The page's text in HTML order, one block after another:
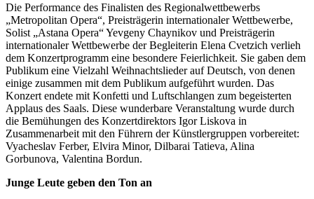
Die Performance des Finalisten des Regionalwettbewerbs
„Metropolitan Opera“, Preisträgerin internationaler Wettbewerbe,
Solist „Astana Opera“ Yevgeny Chaynikov und Preisträgerin
internationaler Wettbewerbe der Begleiterin Elena Cvetzich verlieh
dem Konzertprogramm eine besondere Feierlichkeit. Sie gaben dem
Publikum eine Vielzahl Weihnachtslieder auf Deutsch, von denen
einige zusammen mit dem Publikum aufgeführt wurden. Das
Konzert endete mit Konfetti und Luftschlangen zum begeisterten
Applaus des Saals. Diese wunderbare Veranstaltung wurde durch
die Bemühungen des Konzertdirektors Igor Liskova in
Zusammenarbeit mit den Führern der Künstlergruppen vorbereitet:
Vyacheslav Ferber, Elvira Minor, Dilbarai Tatieva, Alina
Gorbunova, Valentina Bordun.
Junge Leute geben den Ton an